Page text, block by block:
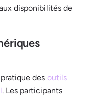
disponibilités de
des outils
. Les participants